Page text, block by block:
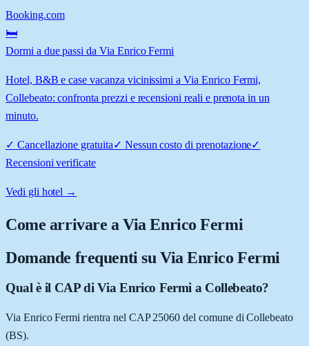
Booking.com
🛏️
Dormi a due passi da Via Enrico Fermi
Hotel, B&B e case vacanza vicinissimi a Via Enrico Fermi,
Collebeato: confronta prezzi e recensioni reali e prenota in un
minuto.
✓ Cancellazione gratuita✓ Nessun costo di prenotazione✓
Recensioni verificate
Vedi gli hotel →
Come arrivare aVia Enrico Fermi
Domande frequenti su Via Enrico Fermi
Qual è il CAP di Via Enrico Fermi a Collebeato?
Via Enrico Fermi rientra nel CAP 25060 del comune di Collebeato
(BS).